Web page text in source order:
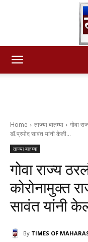
Home ताज्या बातम्या
गोवा
डॉ.प्रमोद सावंत यांनी केली...
ताज्या बातम्या
गोवा राज्य
कोरोनामुक्त
सावंत यांनी
By TIMES OF